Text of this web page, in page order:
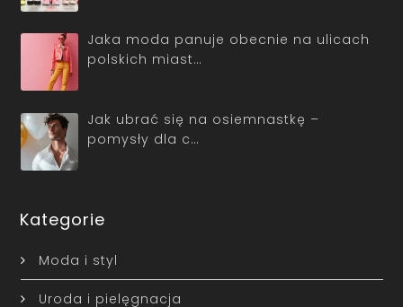
Jaka moda panuje obecnie na ulicach
polskich miast…
Jak ubrać się na osiemnastkę –
pomysły dla c…
Kategorie
Moda i styl
Uroda i pielęgnacja